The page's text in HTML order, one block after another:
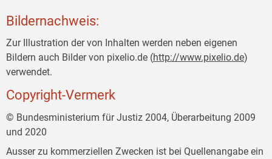
Bildernachweis:
Zur Illustration der von Inhalten werden neben eigenen
Bildern auch Bilder von pixelio.de (http://www.pixelio.de)
verwendet.
Copyright-Vermerk
© Bundesministerium für Justiz 2004, Überarbeitung 2009
und 2020
Ausser zu kommerziellen Zwecken ist bei Quellenangabe ein